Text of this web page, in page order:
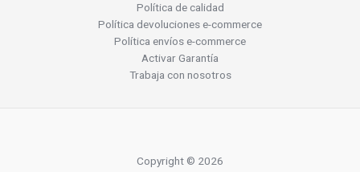
Política de calidad
Política devoluciones e-commerce
Política envíos e-commerce
Activar Garantía
Trabaja con nosotros
Copyright © 2026